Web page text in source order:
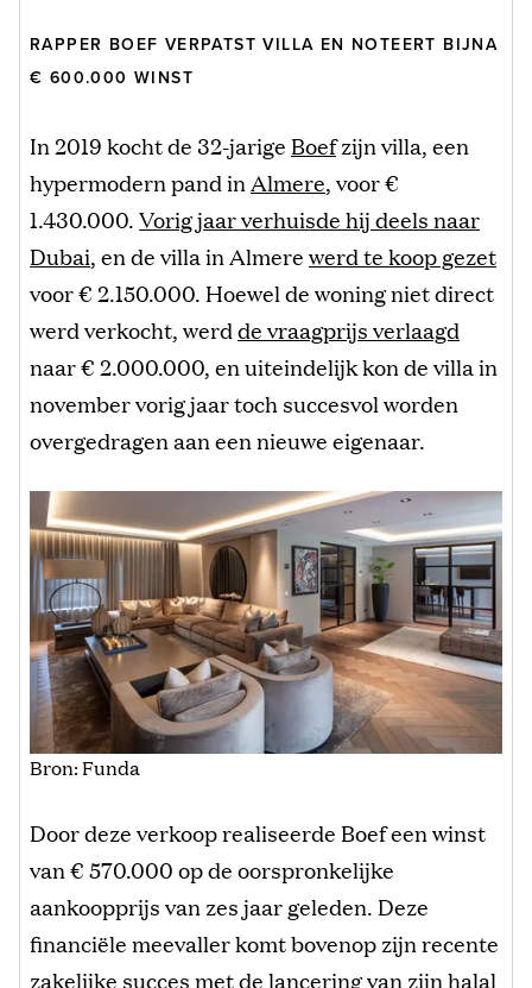
RAPPER BOEF VERPATST VILLA EN NOTEERT BIJNA
€ 600.000 WINST
In 2019 kocht de 32-jarige Boefzijn villa, een
hypermodern pand in Almere, voor €
1.430.000.Vorig jaar verhuisde hij deels naar
Dubai, en de villa in Almerewerd te koop gezet
voor € 2.150.000. Hoewel de woning niet direct
werd verkocht, werdde vraagprijs verlaagd
naar € 2.000.000, en uiteindelijk kon de villa in
november vorig jaar toch succesvol worden
overgedragen aan een nieuwe eigenaar.
Bron: Funda
Door deze verkoop realiseerde Boef een winst
van € 570.000 op de oorspronkelijke
aankoopprijs van zes jaar geleden. Deze
financiële meevaller komt bovenop zijn recente
zakelijke succes met de lancering van zijn halal